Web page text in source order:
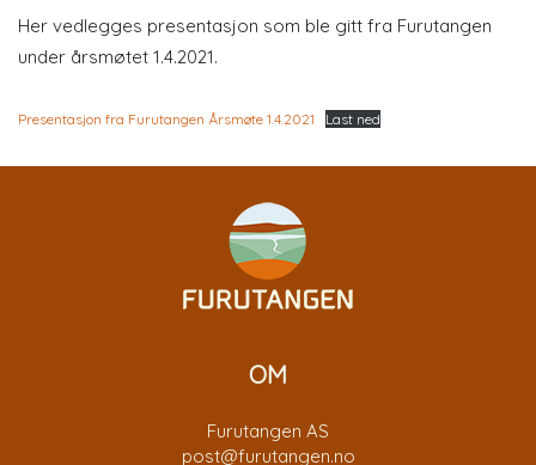
Her vedlegges presentasjon som ble gitt fra Furutangen
under årsmøtet 1.4.2021.
Presentasjon fra Furutangen Årsmøte 1.4.2021 Last ned
OM
Furutangen AS
post@furutangen.no